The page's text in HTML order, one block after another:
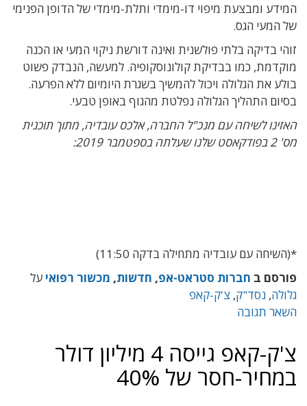
המידע ומבצעת מיפוי דו-מימדי ותלת-מימדי של הדופן הפנימי
של המעי הגס.
זוהי בדיקה בלתי פולשנית ואינה דורשת ניקוי המעי או הכנה
מוקדמת, כמו בבדיקת קולונוסקופיה. למעשה, הנבדק פשוט
בולע את הגלולה ויכול להמשיך בשגרת היומיום ללא הפרעה.
בסיום התהליך הגלולה נפלטת מהגוף באופן טבעי.
האזינו לשיחה עם מנכ"ל החברה, אלכס עובדיה, מתוך תוכנית
מס' 2 בפודקאסט שלנו שעלתה בספטמבר 2019:
*(השיחה עם עובדיה מתחילה בדקה 11:50)
פורסם ב חברות סטראט-אפ, חדשות, מכשור רפואי על
גלולה, נסד"ק, צ'ק-קאפ
השאר תגובה
צ'ק-קאפ גייסה 4 מיליון דולר
במחיר-חסר של 40%